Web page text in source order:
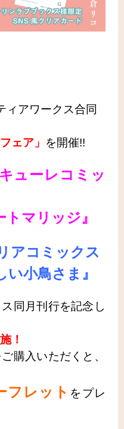
ィアワークス合同
ェア」 を開催!!
ューレコミッ
トマリッジ』
アコミックス
い小鳥さま』
同月刊行を記念し
！
購入いただくと、
フレット をプレ